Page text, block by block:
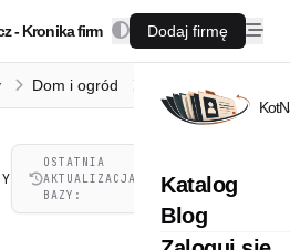
- Kronika firm Dodaj firmę
Katalog
Blog
Dom i ogród
OSTATNIA
AKTUALIZACJA
BAZY:
21:41